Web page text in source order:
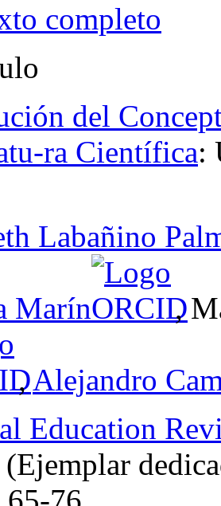
completo
del
ra Científica:
Labañino
Marín ,
,Alejandro
Education
(Ejemplar